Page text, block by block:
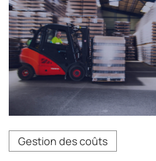
Le niveau de prix des palettes a
12% en un an.
Gestion des coûts